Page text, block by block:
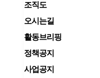
조직도
오시는길
활동브리핑
정책공지
사업공지